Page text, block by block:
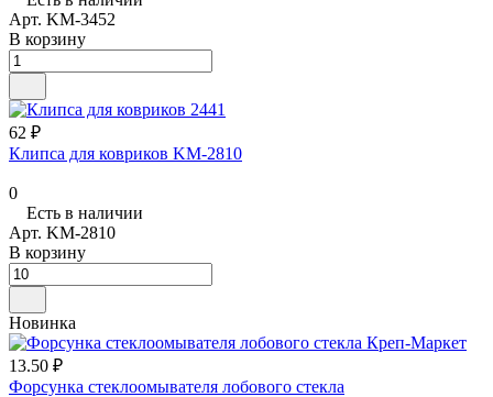
Арт. KM-3452
В корзину
62 ₽
Клипса для ковриков KM-2810
0
Есть в наличии
Арт. KM-2810
В корзину
Новинка
13.50 ₽
Форсунка стеклоомывателя лобового стекла